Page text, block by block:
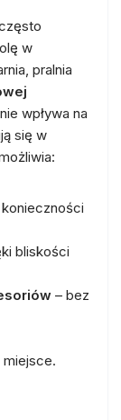
w
pralnia
wpływa na
się w
bliskości
– bez